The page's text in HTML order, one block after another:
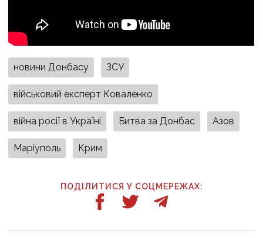
новини Донбасу ЗСУ
військовий експерт Коваленко
війна росії в Україні Битва за Донбас Азов
Маріуполь Крим
ПОДІЛИТИСЯ У СОЦМЕРЕЖАХ: